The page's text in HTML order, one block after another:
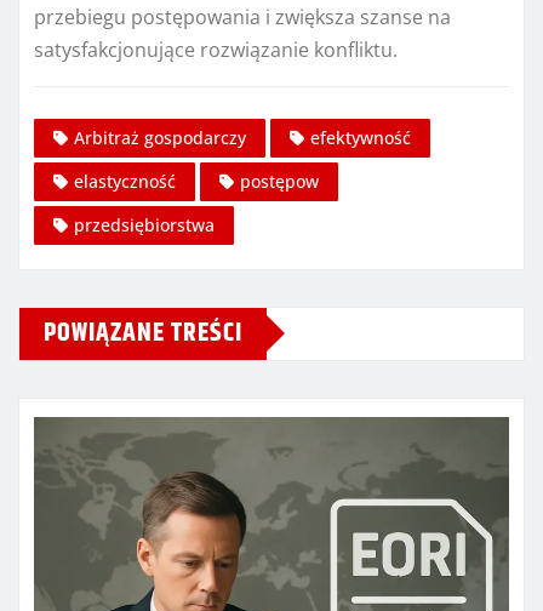
przebiegu postępowania i zwiększa szanse na
satysfakcjonujące rozwiązanie konfliktu.
Arbitraż gospodarczy
efektywność
elastyczność
postępow
przedsiębiorstwa
POWIĄZANE TREŚCI